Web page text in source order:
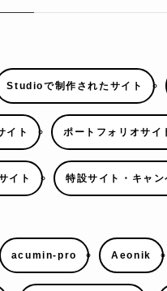
Studioで制作されたサイト
イト ポートフォリオサイ
イト 特設サイト・キャン
acumin-pro Aeonik